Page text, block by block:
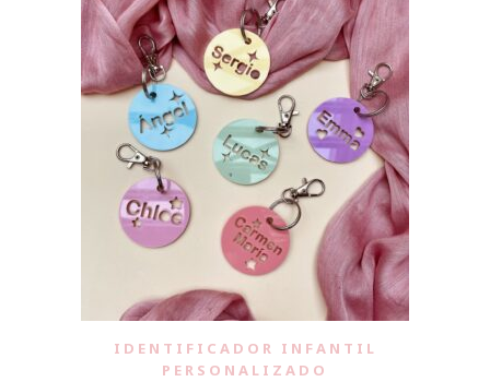
IDENTIFICADOR INFANTIL
PERSONALIZADO